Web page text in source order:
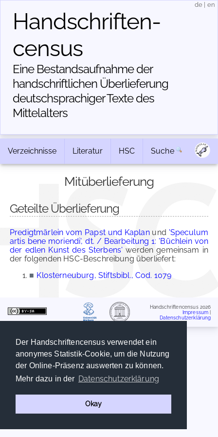
Der Handschriftencensus verwendet ein
anonymes Statistik-Cookie, um die Nutzung
der Online-Präsenz auswerten zu können.
Mehr dazu in der Datenschutzerklärung
Okay
Handschriften­
census
Eine Bestandsaufnahme der
handschriftlichen Über­lieferung
deutschsprachiger Texte des
Mittelalters
de en
Verzeichnisse Literatur HSC Suche
Mitüberlieferung
Geteilte Überlieferung
Predigtmärlein vom Papst und Kaplanund 'Speculum
artis bene moriendi', dt. / Bearbeitung 1: 'Büchlein von
der edlen Kunst des Sterbens' werden gemeinsam in
der folgenden HSC-Beschreibung überliefert:
■ Klosterneuburg, Stiftsbibl., Cod. 1079
Handschriftencensus 2026
Impressum
Datenschutzerklärung